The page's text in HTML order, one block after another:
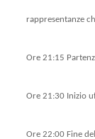
rappresentanze
Ore 21:15
Ore 21:30 Inizio
Ore 22:00 Fine